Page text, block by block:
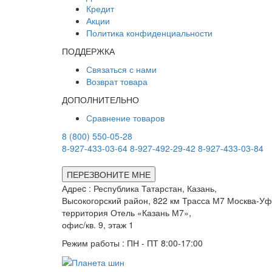
Кредит
Акции
Политика конфиденциальности
ПОДДЕРЖКА
Связаться с нами
Возврат товара
ДОПОЛНИТЕЛЬНО
Сравнение товаров
8 (800) 550-05-28
8-927-433-03-64 8-927-492-29-42 8-927-433-03-84
ПЕРЕЗВОНИТЕ МНЕ
Адреc : Республика Татарстан, Казань,
Высокогорский район, 822 км Трасса М7 Москва-
территория Отель «Казань М7»,
офис/кв. 9, этаж 1
Режим работы : ПН - ПТ 8:00-17:00